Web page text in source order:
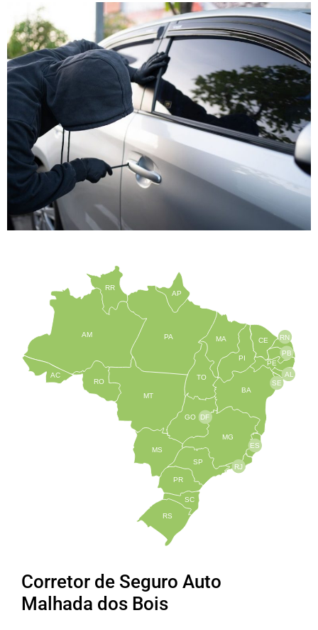
TO
BA
SE
PE
AL
RN
CE
PI
MA
AP
PA
RR
AM
AC
RO
MT
MS
GO
PR
SC
RS
SP
MG
RJ
ES
DF
PB
Corretor de Seguro Auto
Malhada dos Bois